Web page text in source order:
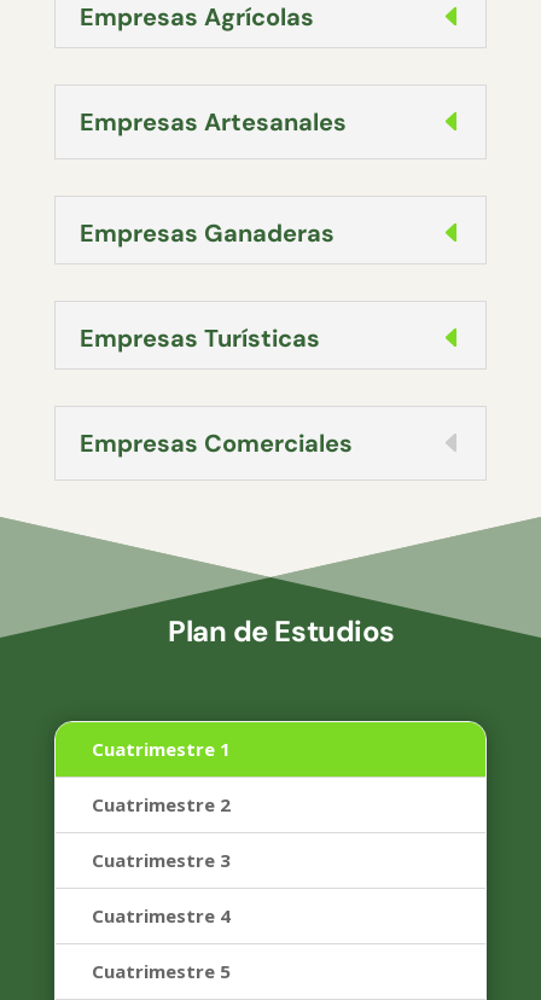
Empresas Agrícolas
Empresas Artesanales
Empresas Ganaderas
Empresas Turísticas
Empresas Comerciales
Plan de Estudios
Cuatrimestre 1
Cuatrimestre 2
Cuatrimestre 3
Cuatrimestre 4
Cuatrimestre 5